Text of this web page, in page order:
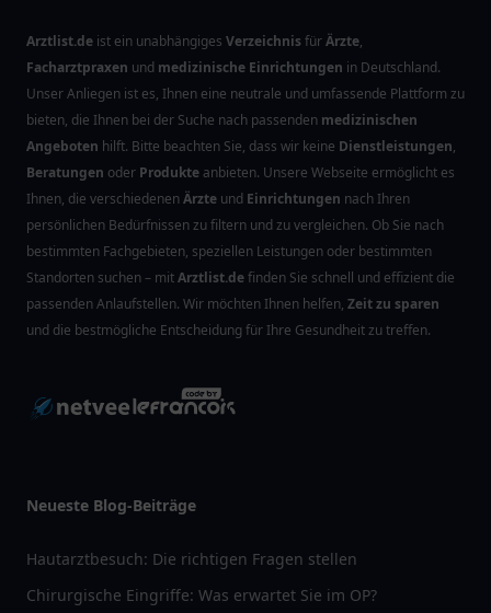
Arztlist.de ist ein unabhängiges VerzeichnisfürÄrzte,
Facharztpraxen und medizinische Einrichtungen in Deutschland.
Unser Anliegen ist es, Ihnen eine neutrale und umfassende Plattform zu
bieten, die Ihnen bei der Suche nach passenden medizinischen
Angeboten hilft. Bitte beachten Sie, dass wir keine Dienstleistungen,
Beratungen oder Produkte anbieten. Unsere Webseite ermöglicht es
Ihnen, die verschiedenenÄrzte und Einrichtungen nach Ihren
persönlichen Bedürfnissen zu filtern und zu vergleichen. Ob Sie nach
bestimmten Fachgebieten, speziellen Leistungen oder bestimmten
Standorten suchen – mitArztlist.definden Sie schnell und effizient die
passenden Anlaufstellen. Wir möchten Ihnen helfen, Zeit zu sparen
und die bestmögliche Entscheidung für Ihre Gesundheit zu treffen.
Neueste Blog-Beiträge
Hautarztbesuch: Die richtigen Fragen stellen
Chirurgische Eingriffe: Was erwartet Sie im OP?